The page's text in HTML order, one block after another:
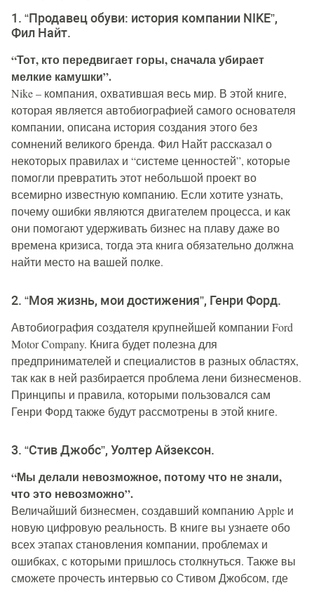
1. “Продавец обуви: история компании NIKE”,
Фил Найт.
“Тот, кто передвигает горы, сначала убирает
мелкие камушки”.
Nike – компания, охватившая весь мир. В этой книге,
которая является автобиографией самого основателя
компании, описана история создания этого без
сомнений великого бренда. Фил Найт рассказал о
некоторых правилах и “системе ценностей”, которые
помогли превратить этот небольшой проект во
всемирно известную компанию. Если хотите узнать,
почему ошибки являются двигателем процесса, и как
они помогают удерживать бизнес на плаву даже во
времена кризиса, тогда эта книга обязательно должна
найти место на вашей полке.
2. “Моя жизнь, мои достижения”, Генри Форд.
Автобиография создателя крупнейшей компании Ford
Motor Company. Книга будет полезна для
предпринимателей и специалистов в разных областях,
так как в ней разбирается проблема лени бизнесменов.
Принципы и правила, которыми пользовался сам
Генри Форд также будут рассмотрены в этой книге.
3. “Стив Джобс”, Уолтер Айзексон.
“Мы делали невозможное, потому что не знали,
что это невозможно”.
Величайший бизнесмен, создавший компанию Apple и
новую цифровую реальность. В книге вы узнаете обо
всех этапах становления компании, проблемах и
ошибках, с которыми пришлось столкнуться. Также вы
сможете прочесть интервью со Стивом Джобсом, где